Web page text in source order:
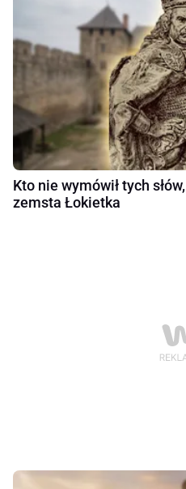
Kto nie wymówił tych
zemsta Łokietka